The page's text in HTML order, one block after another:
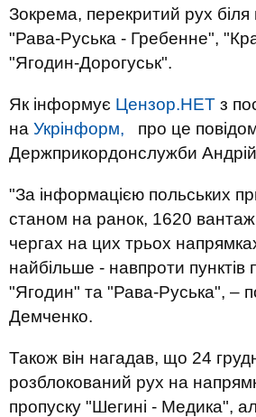
Зокрема, перекритий рух біля
"Рава-Руська - Гребенне",
"Ягодин-Дорогуськ".
Як інформує Цензор.НЕТ з
на Укрінформ,
про це
Держприкордонслужби
"За інформацією польських
станом на ранок, 1620
чергах на цих трьох
найбільше - навпроти пунктів
"Ягодин" та "Рава-Руська", –
Демченко.
Також він нагадав, що 24
розблокований рух на
пропуску "Шегині - Медика",